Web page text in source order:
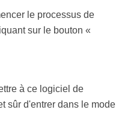
le processus de
sur le bouton «
à ce logiciel de
sûr d'entrer dans le mode